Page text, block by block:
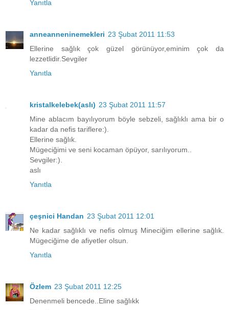
Yanıtla
anneanneninemekleri 23 Şubat 2011 11:53
Ellerine sağlık çok güzel görünüyor,eminim çok da
lezzetlidir.Sevgiler
Yanıtla
kristalkelebek(aslı) 23 Şubat 2011 11:57
Mine ablacım bayılıyorum böyle sebzeli, sağlıklı ama bir o
kadar da nefis tariflere:).
Ellerine sağlık.
Mügeciğimi ve seni kocaman öpüyor, sarılıyorum..
Sevgiler:).
aslı
Yanıtla
çeşnici Handan 23 Şubat 2011 12:01
Ne kadar sağlıklı ve nefis olmuş Mineciğim ellerine sağlık.
Mügeciğime de afiyetler olsun.
Yanıtla
Özlem 23 Şubat 2011 12:25
Denenmeli bencede..Eline sağlıkk